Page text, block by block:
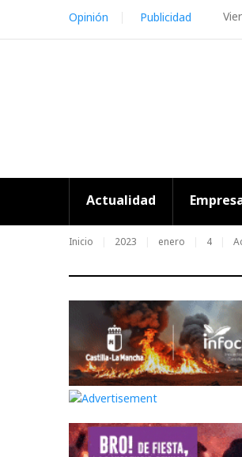
content
Opinión Publicidad
Actualidad
Inicio 2023 enero 4